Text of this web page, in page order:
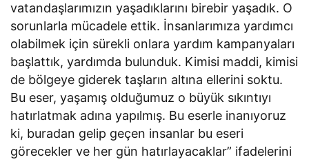
vatandaşlarımızın yaşadıklarını birebir yaşadık. O
sorunlarla mücadele ettik. İnsanlarımıza yardımcı
olabilmek için sürekli onlara yardım kampanyaları
başlattık, yardımda bulunduk. Kimisi maddi, kimisi
de bölgeye giderek taşların altına ellerini soktu.
Bu eser, yaşamış olduğumuz o büyük sıkıntıyı
hatırlatmak adına yapılmış. Bu eserle inanıyoruz
ki, buradan gelip geçen insanlar bu eseri
görecekler ve her gün hatırlayacaklar” ifadelerini